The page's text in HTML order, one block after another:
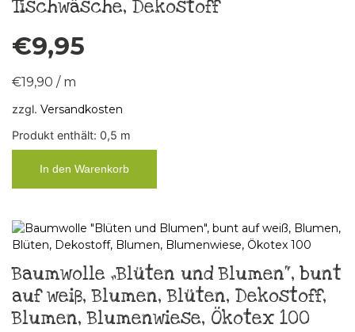
Tischwäsche, Dekostoff
€9,95
€19,90 / m
zzgl. Versandkosten
Produkt enthält: 0,5 m
In den Warenkorb
Baumwolle „Blüten und Blumen“, bunt
auf weiß, Blumen, Blüten, Dekostoff,
Blumen, Blumenwiese, Ökotex 100